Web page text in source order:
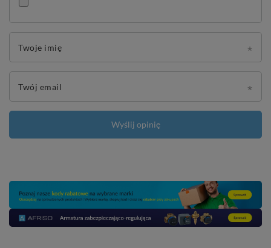
Twoje imię
Twój email
Wyślij opinię